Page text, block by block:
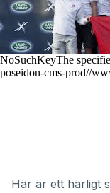
Här är ett härligt